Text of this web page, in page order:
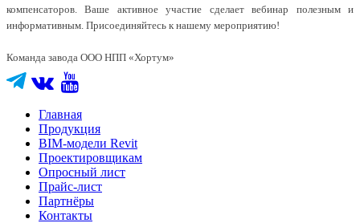
компенсаторов. Ваше активное участие сделает вебинар полезным и
информативным. Присоединяйтесь к нашему мероприятию!
Команда завода ООО НПП «Хортум»
Главная
Продукция
BIM-модели Revit
Проектировщикам
Опросный лист
Прайс-лист
Партнёры
Контакты